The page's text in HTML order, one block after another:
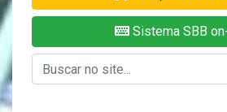
Sistema SBB